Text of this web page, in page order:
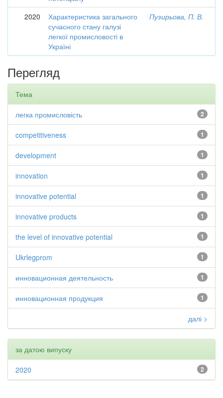
2020
Характеристика загального
сучасного стану галузі
легкої промисловості в
Україні
Пузирьова, П. В.
Перегляд
Тема
2
легка промисловість
1
competitiveness
1
development
1
innovation
1
innovative potential
1
innovative products
1
the level of innovative potential
1
Ukrlegprom
1
инновационная деятельность
1
инновационная продукция
далі >
за датою випуску
2
2020